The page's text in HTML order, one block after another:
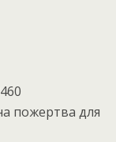
пожертва для